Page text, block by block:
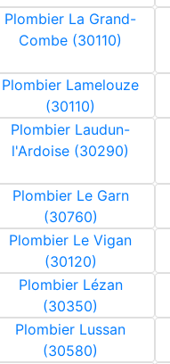
Plombier La Grand-
Combe (30110)
Plombier Lamelouze
(30110)
Plombier Laudun-
l'Ardoise (30290)
Plombier Le Garn
(30760)
Plombier Le Vigan
(30120)
Plombier Lézan
(30350)
Plombier Lussan
(30580)